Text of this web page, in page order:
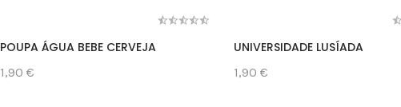
POUPA ÁGUA BEBE CERVEJA
1,90 €
UNIVERSIDADE LUSÍADA
1,90 €